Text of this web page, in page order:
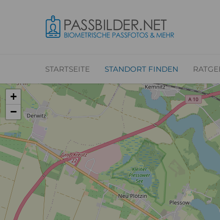
STARTSEITE STANDORT FINDEN
+
−